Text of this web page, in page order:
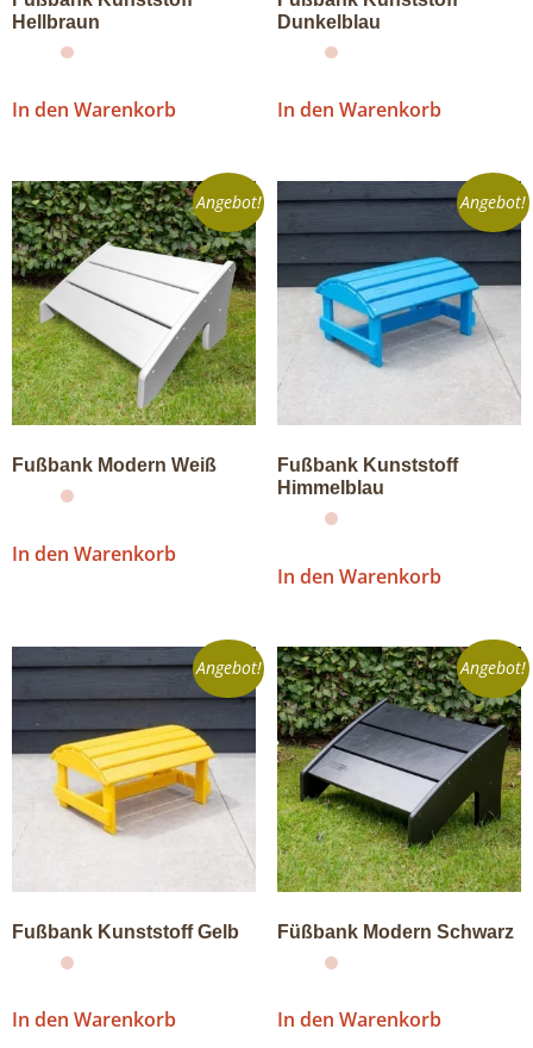
Hellbraun
In den Warenkorb
Dunkelblau
In den Warenkorb
Angebot!
Fußbank Modern Weiß
In den Warenkorb
Angebot!
Fußbank Kunststoff
Himmelblau
In den Warenkorb
Angebot!
Fußbank Kunststoff Gelb
In den Warenkorb
Angebot!
Füßbank Modern Schwarz
In den Warenkorb